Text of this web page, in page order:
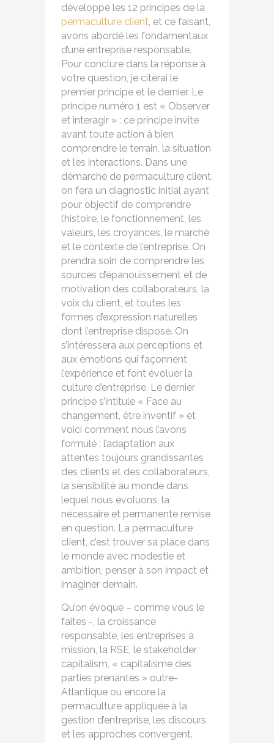
développé les 12 principes de la
permaculture client , et ce faisant,
avons abordé les fondamentaux
d’une entreprise responsable.
Pour conclure dans la réponse à
votre question, je citerai le
premier principe et le dernier. Le
principe numéro 1 est « Observer
et interagir » : ce principe invite
avant toute action à bien
comprendre le terrain, la situation
et les interactions. Dans une
démarche de permaculture client,
on fera un diagnostic initial ayant
pour objectif de comprendre
l’histoire, le fonctionnement, les
valeurs, les croyances, le marché
et le contexte de l’entreprise. On
prendra soin de comprendre les
sources d’épanouissement et de
motivation des collaborateurs, la
voix du client, et toutes les
formes d’expression naturelles
dont l’entreprise dispose. On
s’intéressera aux perceptions et
aux émotions qui façonnent
l’expérience et font évoluer la
culture d’entreprise. Le dernier
principe s’intitule « Face au
changement, être inventif » et
voici comment nous l’avons
formulé : l’adaptation aux
attentes toujours grandissantes
des clients et des collaborateurs,
la sensibilité au monde dans
lequel nous évoluons, la
nécessaire et permanente remise
en question. La permaculture
client, c’est trouver sa place dans
le monde avec modestie et
ambition, penser à son impact et
imaginer demain.
Qu’on évoque – comme vous le
faites -, la croissance
responsable, les entreprises à
mission, la RSE, le stakeholder
capitalism, « capitalisme des
parties prenantes » outre-
Atlantique ou encore la
permaculture appliquée à la
gestion d’entreprise, les discours
et les approches convergent.